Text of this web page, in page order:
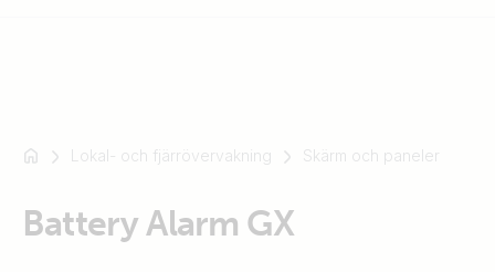
SmartSolar
Multiplus-
Lokal- och fjärrövervakning Skärm och paneler
Battery Alarm GX